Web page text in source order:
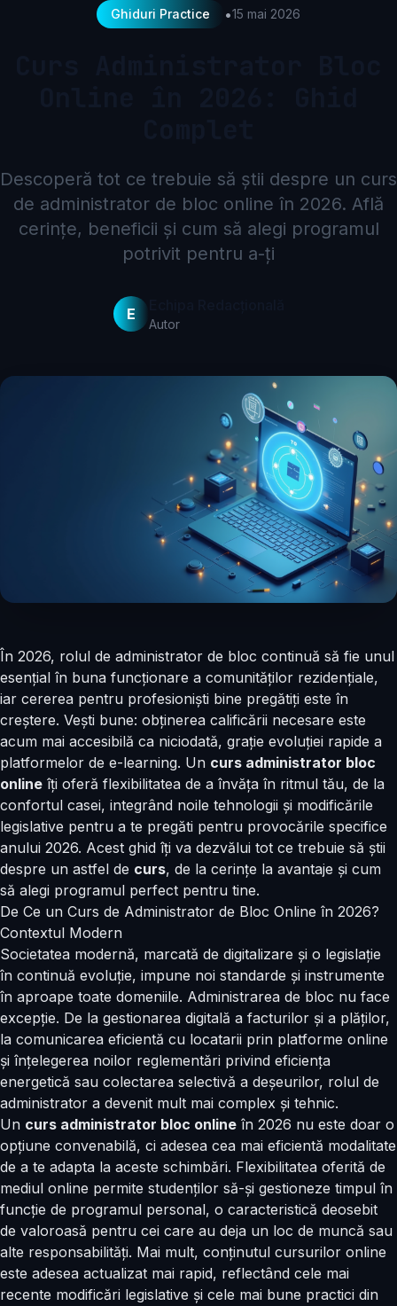
Ghiduri Practice •15 mai 2026
Descoperă tot ce trebuie să știi despre un curs
de administrator de bloc online în 2026. Află
cerințe, beneficii și cum să alegi programul
potrivit pentru a-ți
E
Autor
În 2026, rolul de administrator de bloc continuă să fie unul
esențial în buna funcționare a comunităților rezidențiale,
iar cererea pentru profesioniști bine pregătiți este în
creștere. Vești bune: obținerea calificării necesare este
acum mai accesibilă ca niciodată, grație evoluției rapide a
platformelor de e-learning. Un curs administrator bloc
online îți oferă flexibilitatea de a învăța în ritmul tău, de la
confortul casei, integrând noile tehnologii și modificările
legislative pentru a te pregăti pentru provocările specifice
anului 2026. Acest ghid îți va dezvălui tot ce trebuie să știi
despre un astfel de curs, de la cerințe la avantaje și cum
să alegi programul perfect pentru tine.
De Ce un Curs de Administrator de Bloc Online în 2026?
Contextul Modern
Societatea modernă, marcată de digitalizare și o legislație
în continuă evoluție, impune noi standarde și instrumente
în aproape toate domeniile. Administrarea de bloc nu face
excepție. De la gestionarea digitală a facturilor și a plăților,
la comunicarea eficientă cu locatarii prin platforme online
și înțelegerea noilor reglementări privind eficiența
energetică sau colectarea selectivă a deșeurilor, rolul de
administrator a devenit mult mai complex și tehnic.
Un curs administrator bloc online în 2026 nu este doar o
opțiune convenabilă, ci adesea cea mai eficientă modalitate
de a te adapta la aceste schimbări. Flexibilitatea oferită de
mediul online permite studenților să-și gestioneze timpul în
funcție de programul personal, o caracteristică deosebit
de valoroasă pentru cei care au deja un loc de muncă sau
alte responsabilități. Mai mult, conținutul cursurilor online
este adesea actualizat mai rapid, reflectând cele mai
recente modificări legislative și cele mai bune practici din